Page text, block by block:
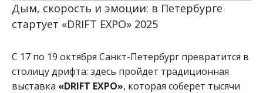
Дым, скорость и эмоции: в Петербурге
стартует «DRIFT EXPO» 2025
С 17 по 19 октября Санкт-Петербург превратится в
столицу дрифта: здесь пройдет традиционная
выставка «DRIFT EXPO», которая соберет тысячи